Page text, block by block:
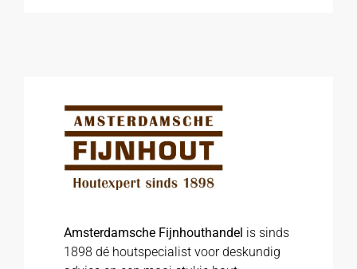
Amsterdamsche Fijnhouthandel is sinds
1898 dé houtspecialist voor deskundig